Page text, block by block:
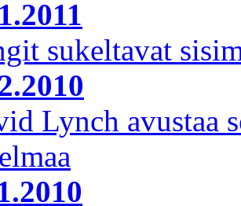
sukeltavat
Lynch avustaa